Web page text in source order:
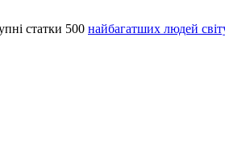
статки 500 найбагатших людей